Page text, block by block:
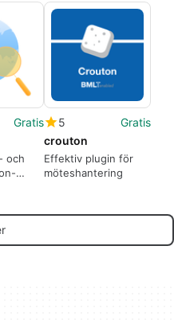
Gratis
och
5
Gratis
crouton
Effektiv plugin för
möteshantering